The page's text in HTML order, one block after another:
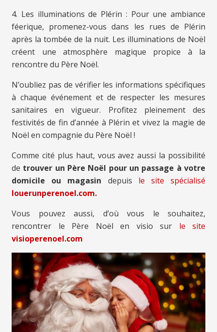
4. Les illuminations de Plérin : Pour une ambiance
féerique, promenez-vous dans les rues de Plérin
après la tombée de la nuit. Les illuminations de Noël
créent une atmosphère magique propice à la
rencontre du Père Noël.
N’oubliez pas de vérifier les informations spécifiques
à chaque événement et de respecter les mesures
sanitaires en vigueur. Profitez pleinement des
festivités de fin d’année à Plérin et vivez la magie de
Noël en compagnie du Père Noël !
Comme cité plus haut, vous avez aussi la possibilité
de trouver un Père Noël pour un passage à votre
domicile ou magasin depuis le site spécialisé
louerunperenoel.com.
Vous pouvez aussi, d’où vous le souhaitez,
rencontrer le Père Noël en visio sur le site
visioperenoel.com